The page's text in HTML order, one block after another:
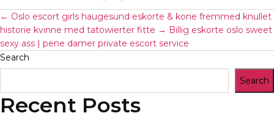
← Oslo escort girls haugesund eskorte & kone fremmed knullet
historie kvinne med tatowierter fitte → Billig eskorte oslo sweet
sexy ass | pene damer private escort service
Search
Search
Recent Posts